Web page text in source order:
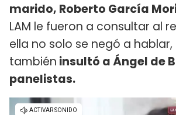
marido, Roberto García
LAM le fueron a consultar al
ella no solo se negó a hablar,
también insultó a Ángel de
panelistas.